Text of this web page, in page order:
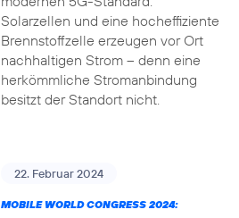
Solarzellen und eine hocheffiziente
Brennstoffzelle erzeugen vor Ort
nachhaltigen Strom – denn eine
herkömmliche Stromanbindung
besitzt der Standort nicht.
22. Februar 2024
MOBILE WORLD CONGRESS 2024: